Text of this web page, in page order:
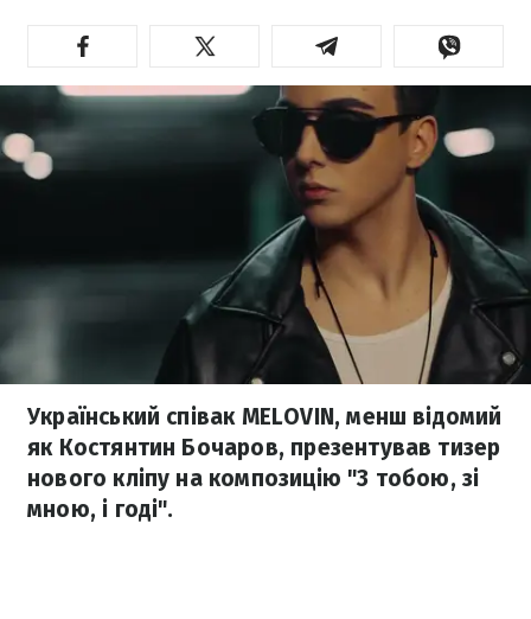
Український співак MELOVIN, менш відомий
як Костянтин Бочаров, презентував тизер
нового кліпу на композицію "З тобою, зі
мною, і годі".